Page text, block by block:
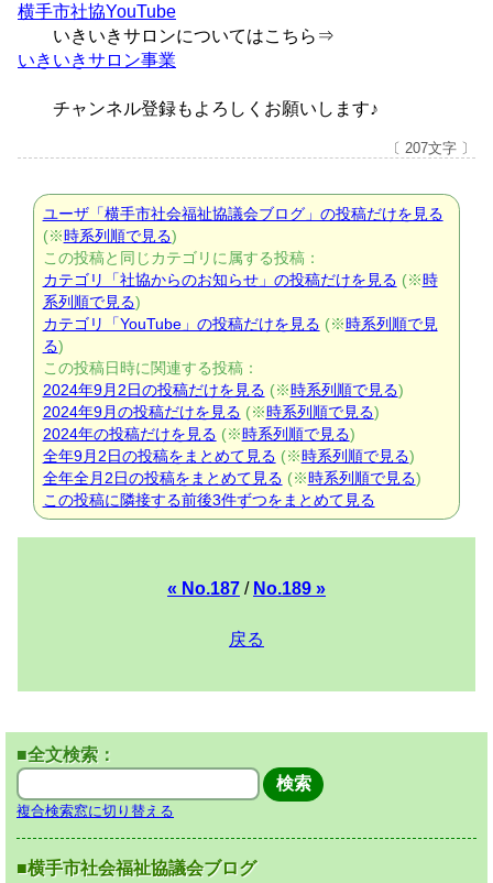
横手市社協YouTube
いきいきサロンについてはこちら⇒
いきいきサロン事業
チャンネル登録もよろしくお願いします♪
〔 207文字 〕
ユーザ「横手市社会福祉協議会ブログ」の投稿だけを見る
(※時系列順で見る)
この投稿と同じカテゴリに属する投稿：
カテゴリ「社協からのお知らせ」の投稿だけを見る (※時
系列順で見る)
カテゴリ「YouTube」の投稿だけを見る (※時系列順で見
る)
この投稿日時に関連する投稿：
2024年9月2日の投稿だけを見る (※時系列順で見る)
2024年9月の投稿だけを見る (※時系列順で見る)
2024年の投稿だけを見る (※時系列順で見る)
全年9月2日の投稿をまとめて見る (※時系列順で見る)
全年全月2日の投稿をまとめて見る (※時系列順で見る)
この投稿に隣接する前後3件ずつをまとめて見る
« No.187 / No.189 »
戻る
■全文検索：
複合検索窓に切り替える
■横手市社会福祉協議会ブログ